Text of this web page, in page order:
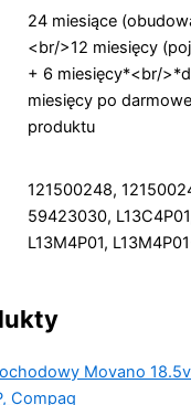
24 miesiące
<br/>12 miesięcy
+ 6 miesięcy*<br/
miesięcy po
produktu
121500248,
59423030,
L13M4P01,